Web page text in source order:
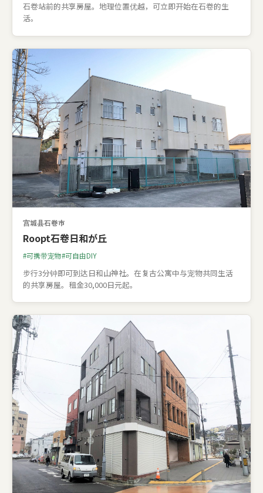
石卷站前的共享房屋。地理位置优越，可立即开始在石卷的生
活。
宫城县石卷市
Roopt石卷日和が丘
可携带宠物 可自由DIY
步行3分钟即可到达日和山神社。在复古公寓中与宠物共同生活
的共享房屋。租金30,000日元起。